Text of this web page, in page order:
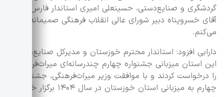
گردشگری و صنایع‌دستی، حسینعلی امیری استاندار فارس و
آقای خسروپناه دبیر شورای عالی انقلاب فرهنگی صمیمانه تشکر
می‌کنم‌.
دارابی افزود: استاندار محترم خوزستان و مدیرکل صنایع‌دستی
این استان میزبانی جشنواره چهارم چندرسانه‌ای میراث‌فرهنگی
را درخواست کردند و با موافقت وزیر میراث‌فرهنگی، جشنواره
چهارم به میزبانی استان خوزستان در سال ۱۴۰۴ برگزار خواهد